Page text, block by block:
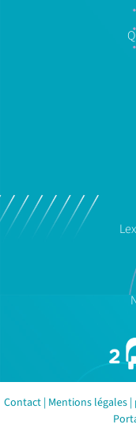
Contact | Mentions légales |